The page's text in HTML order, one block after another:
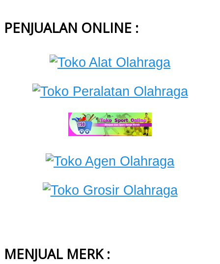
PENJUALAN ONLINE :
MENJUAL MERK :